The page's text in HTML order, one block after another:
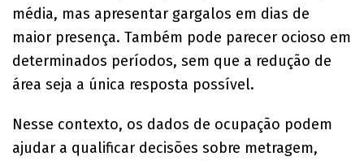
média, mas apresentar gargalos em dias de
maior presença. Também pode parecer ocioso em
determinados períodos, sem que a redução de
área seja a única resposta possível.
Nesse contexto, os dados de ocupação podem
ajudar a qualificar decisões sobre metragem,